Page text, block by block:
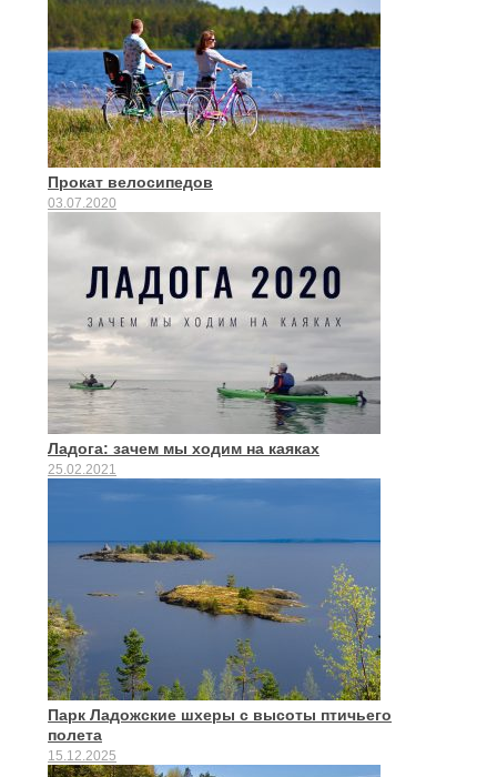
Прокат велосипедов
03.07.2020
Ладога: зачем мы ходим на каяках
25.02.2021
Парк Ладожские шхеры с высоты птичьего
полета
15.12.2025